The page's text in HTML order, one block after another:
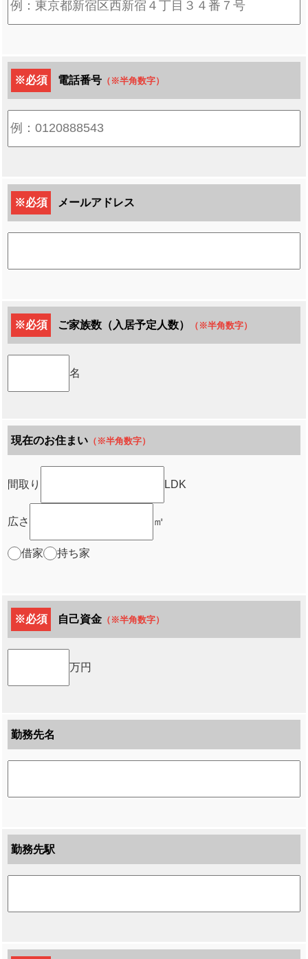
※必須 電話番号（※半角数字）
※必須 メールアドレス
※必須 ご家族数（入居予定人数） （※半角数字）
名
現在のお住まい（※半角数字）
間取り LDK
広さ ㎡
借家 持ち家
※必須 自己資金（※半角数字）
万円
勤務先名
勤務先駅